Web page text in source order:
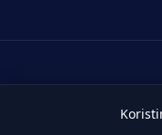
©Autorska